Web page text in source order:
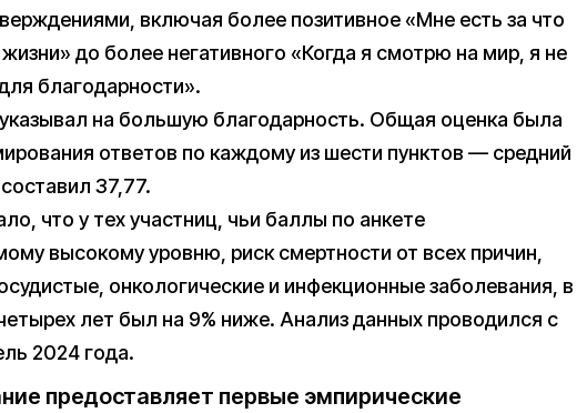
включая более позитивное «Мне есть за что
до более негативного «Когда я смотрю на мир, я не
благодарности».
на большую благодарность. Общая оценка была
ответов по каждому из шести пунктов — средний
37,77.
что у тех участниц, чьи баллы по анкете
высокому уровню, риск смертности от всех причин,
онкологические и инфекционные заболевания, в
лет был на 9% ниже. Анализ данных проводился с
2024 года.
предоставляет первые эмпирические